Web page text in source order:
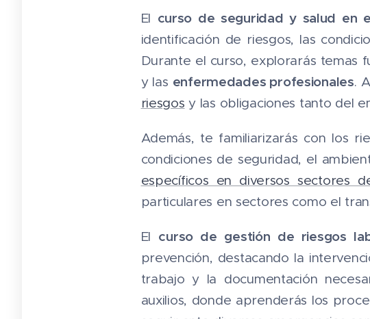
El curso de seguridad y salud en
identificación de riesgos, las
Durante el curso, explorarás temas
y las enfermedades profesionales.
riesgos y las obligaciones tanto del
Además, te familiarizarás con los
condiciones de seguridad, el
específicos en diversos sectores
particulares en sectores como el
El curso de gestión de riesgos
prevención, destacando la
trabajo y la documentación
auxilios, donde aprenderás los